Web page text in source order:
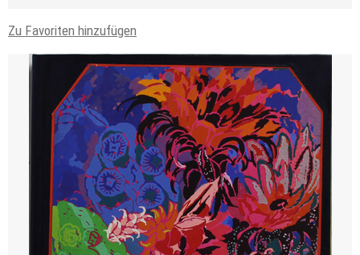
Zu Favoriten hinzufügen